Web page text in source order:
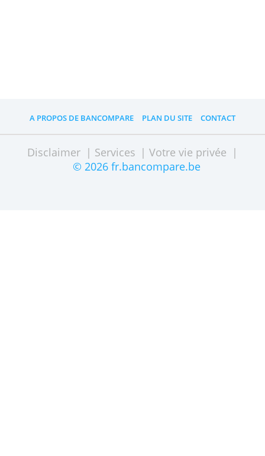
fonds n'offre ni rendement fixe, ni
protection de capital. Il n'est donc pas
certain que vous récupériez le capital
que vous avez investi.